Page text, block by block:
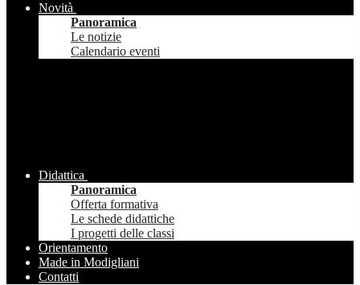
Novità
Panoramica
Le notizie
Calendario eventi
Didattica
Panoramica
Offerta formativa
Le schede didattiche
I progetti delle classi
Orientamento
Made in Modigliani
Contatti